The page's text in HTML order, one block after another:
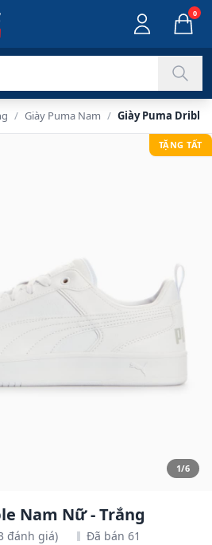
0
/ Giày Puma Nam / Giày Puma
TẶNG TẤT
1/6
Nam Nữ - Trắng
đánh giá) Đã bán 61